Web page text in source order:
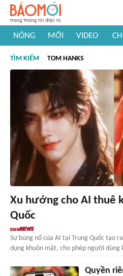
NÓNG MỚI VIDEO
#Khám phá thế giới
TÌM KIẾM TOM HANKS
Xu hướng cho AI thuê
Quốc
Sự bùng nổ của AI tại Trung Quốc tạo
dụng khuôn mặt, cho phép người
Quyền